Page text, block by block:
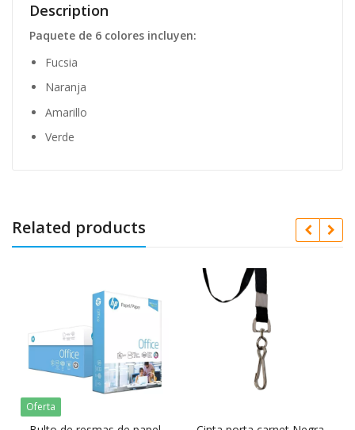
Description
Paquete de 6 colores incluyen:
Fucsia
Naranja
Amarillo
Verde
Related products
Oferta